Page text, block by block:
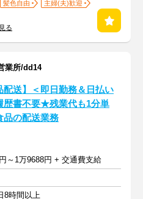
髪色自由
主婦(夫)歓迎
る
業所/dd14
配送】＜即日勤務＆日払い
歴書不要★残業代も1分単
品の配送業務
～1万9688円 + 交通費支給
8時間以上